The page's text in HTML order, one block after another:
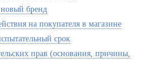
новый бренд
на покупателя в магазине
срок
прав (основания, причины,